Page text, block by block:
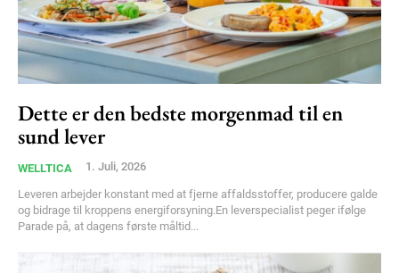
Dette er den bedste morgenmad til en
sund lever
WELLTICA 1. Juli, 2026
Leveren arbejder konstant med at fjerne affaldsstoffer, producere galde
og bidrage til kroppens energiforsyning.En leverspecialist peger ifølge
Parade på, at dagens første måltid...